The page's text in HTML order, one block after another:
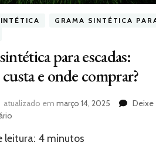
GRAMA SINTÉTICA
para escadas:
e onde comprar?
atualizado em março 14, 2025
Deixe
sintética
leitura: 4 minutos